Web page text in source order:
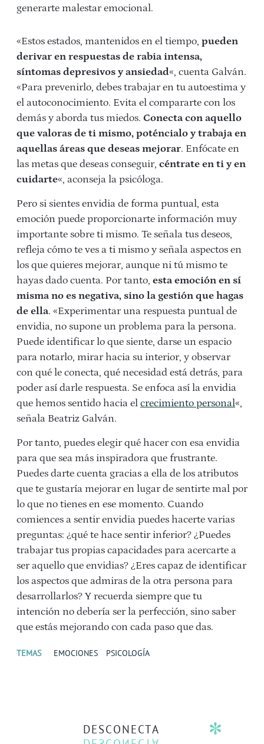
generarte malestar emocional.
«Estos estados, mantenidos en el tiempo, pueden
derivar en respuestas de rabia intensa,
síntomas depresivos y ansiedad«, cuenta Galván.
«Para prevenirlo, debes trabajar en tu autoestima y
el autoconocimiento. Evita el compararte con los
demás y aborda tus miedos. Conecta con aquello
que valoras de ti mismo, poténcialo y trabaja en
aquellas áreas que deseas mejorar. Enfócate en
las metas que deseas conseguir, céntrate en ti y en
cuidarte«, aconseja la psicóloga.
Pero si sientes envidia de forma puntual, esta
emoción puede proporcionarte información muy
importante sobre ti mismo. Te señala tus deseos,
refleja cómo te ves a ti mismo y señala aspectos en
los que quieres mejorar, aunque ni tú mismo te
hayas dado cuenta. Por tanto, esta emoción en sí
misma no es negativa, sino la gestión que hagas
de ella. «Experimentar una respuesta puntual de
envidia, no supone un problema para la persona.
Puede identificar lo que siente, darse un espacio
para notarlo, mirar hacia su interior, y observar
con qué le conecta, qué necesidad está detrás, para
poder así darle respuesta. Se enfoca así la envidia
que hemos sentido hacia el crecimiento personal«,
señala Beatriz Galván.
Por tanto, puedes elegir qué hacer con esa envidia
para que sea más inspiradora que frustrante.
Puedes darte cuenta gracias a ella de los atributos
que te gustaría mejorar en lugar de sentirte mal por
lo que no tienes en ese momento. Cuando
comiences a sentir envidia puedes hacerte varias
preguntas: ¿qué te hace sentir inferior? ¿Puedes
trabajar tus propias capacidades para acercarte a
ser aquello que envidias? ¿Eres capaz de identificar
los aspectos que admiras de la otra persona para
desarrollarlos? Y recuerda siempre que tu
intención no debería ser la perfección, sino saber
que estás mejorando con cada paso que das.
TEMAS EMOCIONES PSICOLOGÍA
DESCONECTA